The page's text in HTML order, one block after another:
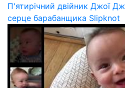
П'ятирічний двійник Джої
серце барабанщика Slipknot